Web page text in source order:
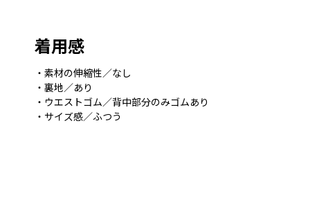
着用感
・素材の伸縮性／なし
・裏地／あり
・ウエストゴム／背中部分のみゴムあり
・サイズ感／ふつう